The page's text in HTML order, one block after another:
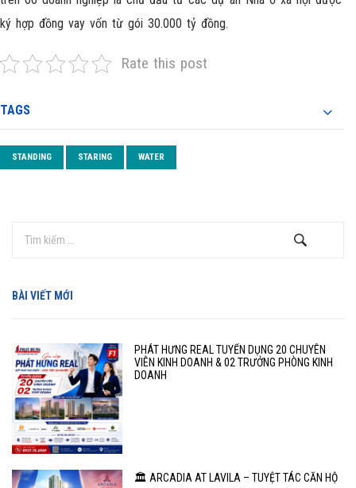
ký hợp đồng vay vốn từ gói 30.000 tỷ đồng.
Rate this post
TAGS
STANDING STARING WATER
BÀI VIẾT MỚI
PHÁT HƯNG REAL TUYỂN DỤNG 20 CHUYÊN
VIÊN KINH DOANH & 02 TRƯỞNG PHÒNG KINH
DOANH
🏛️ ARCADIA AT LAVILA – TUYỆT TÁC CĂN HỘ